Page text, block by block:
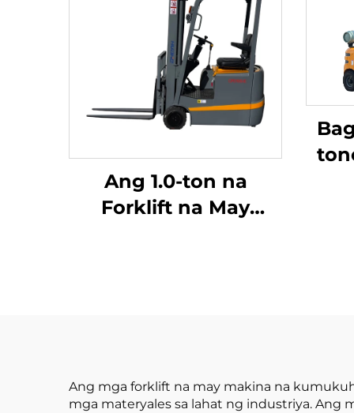
Ang 1.0-ton na
Forklift na May
Presyo
Ang mga forklift na may makina na
mga materyales sa lahat ng industriya. Ang